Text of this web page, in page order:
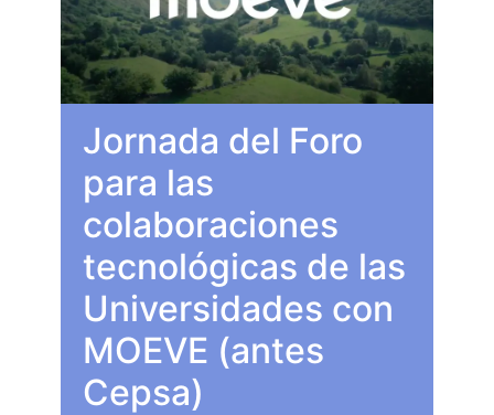
Jornada del Foro
para las
colaboraciones
tecnológicas de las
Universidades con
MOEVE (antes
Cepsa)